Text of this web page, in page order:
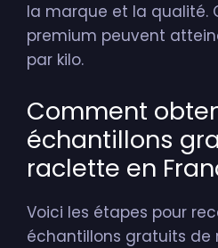
la marque et la qualité.
premium peuvent
par kilo.
Comment
échantillons
raclette en
Voici les étapes pour
échantillons gratuits de